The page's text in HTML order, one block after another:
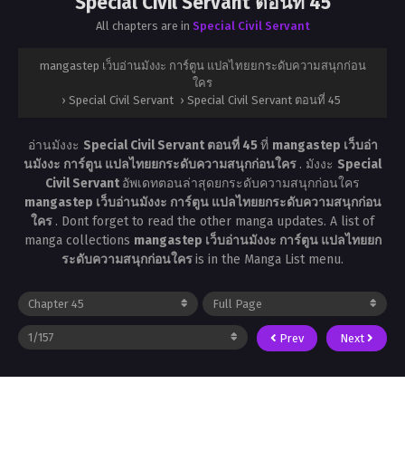
All chapters are in Special Civil Servant
mangastep เว็บอ่านมังงะ การ์ตูน แปลไทยยกระดับความสนุกก่อน
ใคร
› Special Civil Servant › Special Civil Servant ตอนที่ 45
อ่านมังงะ Special Civil Servant ตอนที่ 45ที่ mangastep เว็บอ่า
นมังงะ การ์ตูน แปลไทยยกระดับความสนุกก่อนใคร . มังงะ Special
Civil Servantอัพเดทตอนล่าสุดยกระดับความสนุกก่อนใคร
mangastep เว็บอ่านมังงะ การ์ตูน แปลไทยยกระดับความสนุกก่อน
ใคร . Dont forget to read the other manga updates. A list of
manga collections mangastep เว็บอ่านมังงะ การ์ตูน แปลไทยยก
ระดับความสนุกก่อนใครis in the Manga List menu.
Prev Next